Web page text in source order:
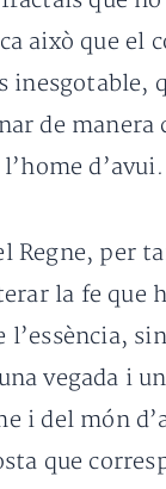
això que el
inesgotable,
de manera
d’avui.
Regne, per
la fe que
vegada i
i del món
que